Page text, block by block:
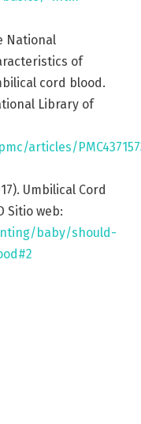
National
of
cord blood.
Library of
articles/
Umbilical Cord
Sitio web:
baby/should-